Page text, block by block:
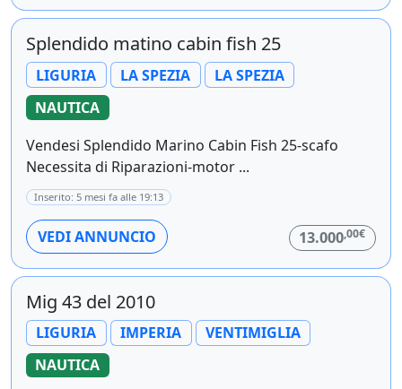
Splendido matino cabin fish 25
LIGURIA LA SPEZIA
LA SPEZIA
NAUTICA
Vendesi Splendido Marino Cabin Fish 25-scafo
Necessita di Riparazioni-motor ...
Inserito: 5 mesi fa alle 19:13
VEDI ANNUNCIO 13.000,00€
Mig 43 del 2010
LIGURIA IMPERIA
VENTIMIGLIA
NAUTICA